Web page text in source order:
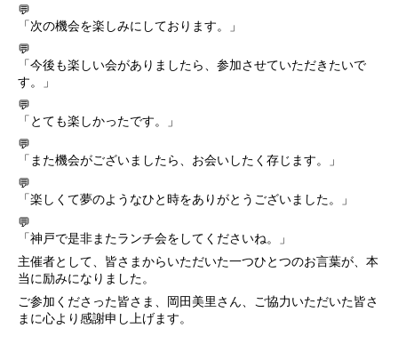
💬
「次の機会を楽しみにしております。」
💬
「今後も楽しい会がありましたら、参加させていただきたいで
す。」
💬
「とても楽しかったです。」
💬
「また機会がございましたら、お会いしたく存じます。」
💬
「楽しくて夢のようなひと時をありがとうございました。」
💬
「神戸で是非またランチ会をしてくださいね。」
主催者として、皆さまからいただいた一つひとつのお言葉が、本
当に励みになりました。
ご参加くださった皆さま、岡田美里さん、ご協力いただいた皆さ
まに心より感謝申し上げます。